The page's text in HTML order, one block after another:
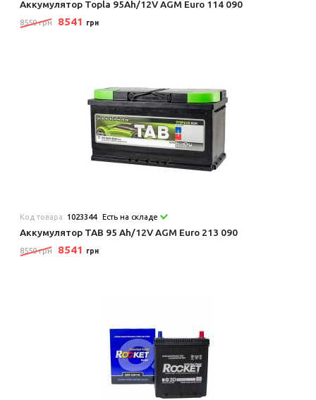
Аккумулятор Topla 95Ah/12V AGM Euro 114 090
8550 грн 8541 грн
Код товара: 1023344 Есть на складе
Аккумулятор TAB 95 Ah/12V AGM Euro 213 090
8550 грн 8541 грн